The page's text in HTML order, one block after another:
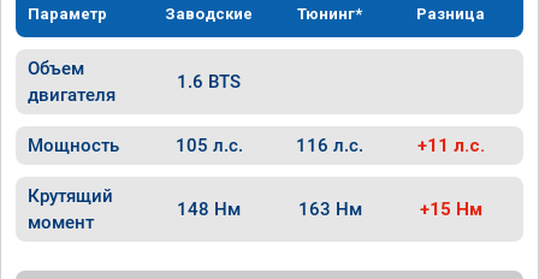
Параметр Заводские Тюнинг* Разница
Объем
двигателя
1.6 BTS
Мощность 105 л.с. 116 л.с. +11 л.с.
Крутящий
момент
148 Нм 163 Нм +15 Нм